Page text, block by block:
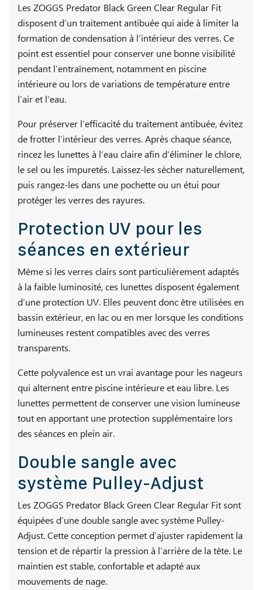
Les ZOGGS Predator Black Green Clear Regular Fit
disposent d’un traitement antibuée qui aide à limiter la
formation de condensation à l’intérieur des verres. Ce
point est essentiel pour conserver une bonne visibilité
pendant l’entraînement, notamment en piscine
intérieure ou lors de variations de température entre
l’air et l’eau.
Pour préserver l’efficacité du traitement antibuée, évitez
de frotter l’intérieur des verres. Après chaque séance,
rincez les lunettes à l’eau claire afin d’éliminer le chlore,
le sel ou les impuretés. Laissez-les sécher naturellement,
puis rangez-les dans une pochette ou un étui pour
protéger les verres des rayures.
Protection UV pour les
séances en extérieur
Même si les verres clairs sont particulièrement adaptés
à la faible luminosité, ces lunettes disposent également
d’une protection UV. Elles peuvent donc être utilisées en
bassin extérieur, en lac ou en mer lorsque les conditions
lumineuses restent compatibles avec des verres
transparents.
Cette polyvalence est un vrai avantage pour les nageurs
qui alternent entre piscine intérieure et eau libre. Les
lunettes permettent de conserver une vision lumineuse
tout en apportant une protection supplémentaire lors
des séances en plein air.
Double sangle avec
système Pulley-Adjust
Les ZOGGS Predator Black Green Clear Regular Fit sont
équipées d’une double sangle avec système Pulley-
Adjust. Cette conception permet d’ajuster rapidement la
tension et de répartir la pression à l’arrière de la tête. Le
maintien est stable, confortable et adapté aux
mouvements de nage.